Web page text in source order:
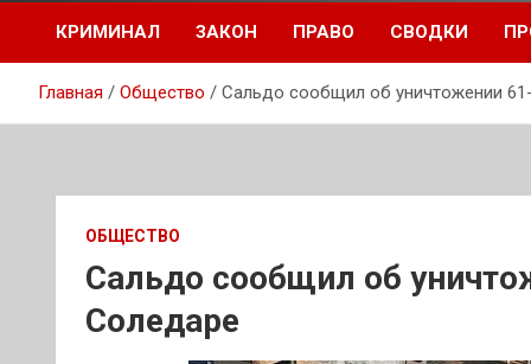
КРИМИНАЛ ЗАКОН ПРАВО СВОДКИ
Главная Общество Сальдо сообщил об уничтожении
ОБЩЕСТВО
Сальдо сообщил об
Соледаре